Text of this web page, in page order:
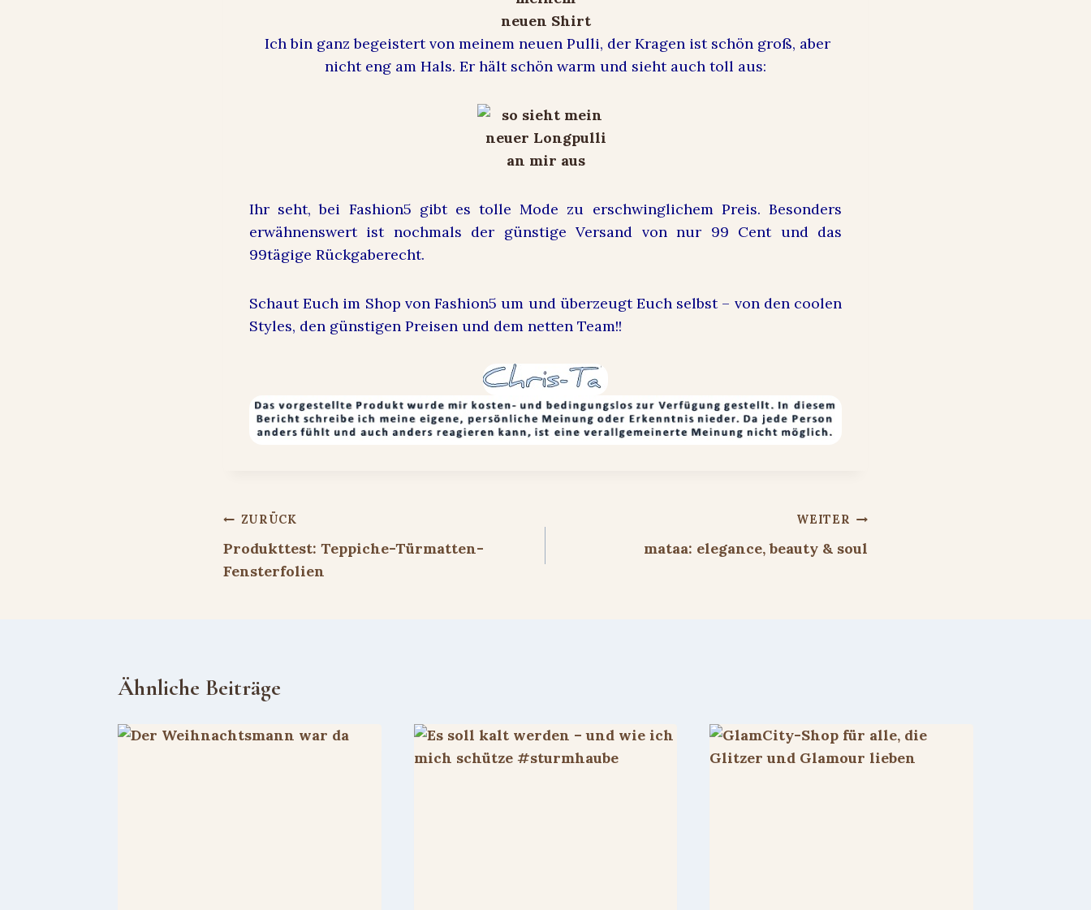
Ich bin ganz begeistert von meinem neuen Pulli, der Kragen ist schön groß, aber
nicht eng am Hals. Er hält schön warm und sieht auch toll aus:
Ihr seht, bei Fashion5 gibt es tolle Mode zu erschwinglichem Preis. Besonders
erwähnenswert ist nochmals der günstige Versand von nur 99 Cent und das
99tägige Rückgaberecht.
Schaut Euch im Shop vonFashion5 um und überzeugt Euch selbst – von den coolen
Styles, den günstigen Preisen und dem netten Team!!
Beitragsnavigation
ZURÜCK
Produkttest: Teppiche-Türmatten-
Fensterfolien
WEITER
mataa: elegance, beauty & soul
Ähnliche Beiträge